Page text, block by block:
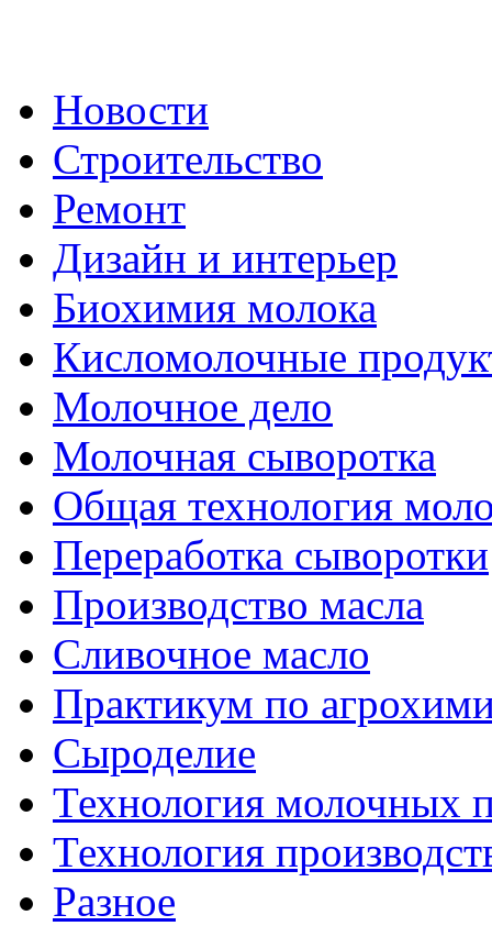
Новости
Строительство
Ремонт
Дизайн и интерьер
Биохимия молока
Кисломолочные
Молочное дело
Молочная сыворотка
Общая технология
Переработка сыворотки
Производство масла
Сливочное масло
Практикум по
Сыроделие
Технология молочных
Технология
Разное